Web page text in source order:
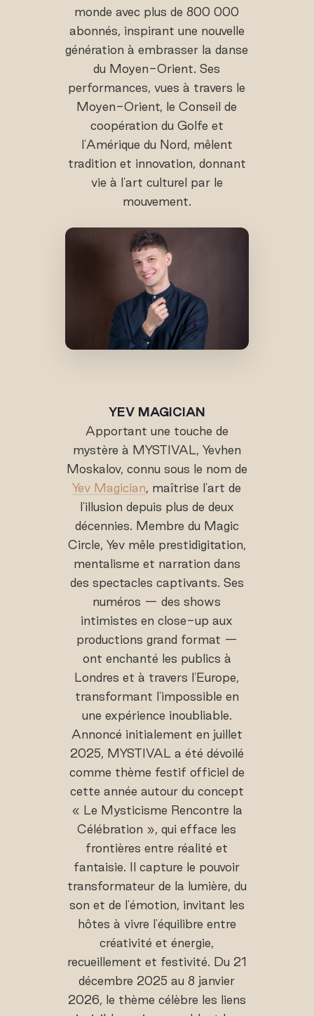
monde avec plus de 800 000
abonnés, inspirant une nouvelle
génération à embrasser la danse
du Moyen-Orient. Ses
performances, vues à travers le
Moyen-Orient, le Conseil de
coopération du Golfe et
l'Amérique du Nord, mêlent
tradition et innovation, donnant
vie à l'art culturel par le
mouvement.
YEV MAGICIAN
Apportant une touche de
mystère à MYSTIVAL, Yevhen
Moskalov, connu sous le nom de
Yev Magician , maîtrise l'art de
l'illusion depuis plus de deux
décennies. Membre du Magic
Circle, Yev mêle prestidigitation,
mentalisme et narration dans
des spectacles captivants. Ses
numéros — des shows
intimistes en close-up aux
productions grand format —
ont enchanté les publics à
Londres et à travers l'Europe,
transformant l'impossible en
une expérience inoubliable.
Annoncé initialement en juillet
2025, MYSTIVAL a été dévoilé
comme thème festif officiel de
cette année autour du concept
« Le Mysticisme Rencontre la
Célébration », qui efface les
frontières entre réalité et
fantaisie. Il capture le pouvoir
transformateur de la lumière, du
son et de l'émotion, invitant les
hôtes à vivre l'équilibre entre
créativité et énergie,
recueillement et festivité. Du 21
décembre 2025 au 8 janvier
2026, le thème célèbre les liens